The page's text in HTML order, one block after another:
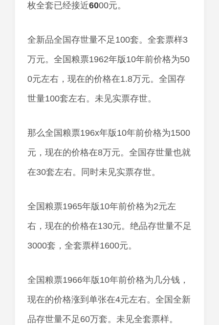
枚全套已经接近6000元。
全新品全国存世量不足100套。全套票样3
万元。全国粮票1962年版10年前价格为50
0元左右，现在的价格在1.8万元。全国存
世量100套左右。未见实票存世。
那么全国粮票196x年版10年前价格为1500
元，现在的价格在8万元。全国存世量也就
在30套左右。同时未见实票存世。
全国粮票1965年版10年前价格为2元左
右，现在的价格在130元。绝品存世量不足
3000套，全套票样1600元。
全国粮票1966年版10年前价格为几分钱，
现在的价格涨到单张在4元左右。全国全新
品存世量不足60万套。未见全套票样。